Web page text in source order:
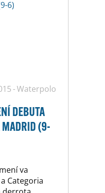
Waterpolo
DEBUTA
MADRID (9-
va
Categoria